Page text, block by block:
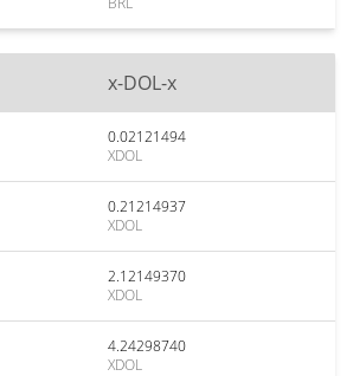
x-DOL-x
0.02121494
XDOL
0.21214937
XDOL
2.12149370
XDOL
4.24298740
XDOL